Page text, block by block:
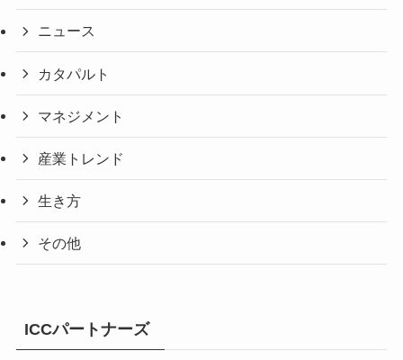
ニュース
カタパルト
マネジメント
産業トレンド
生き方
その他
ICCパートナーズ